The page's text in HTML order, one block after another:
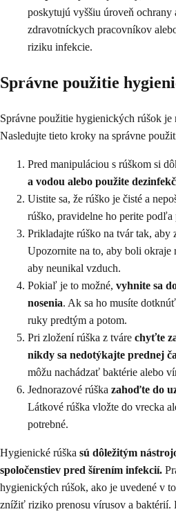
poskytujú vyššiu úroveň ochrany
zdravotníckych pracovníkov
riziku infekcie.
Správne použitie
Správne použitie hygienických rúšok
Nasledujte tieto kroky na správne
Pred manipuláciou s rúškom si
a vodou alebo použite
Uistite sa, že rúško je čisté a
rúško, pravidelne ho perite
Prikladajte rúško na tvár tak, aby
Upozornite na to, aby boli okraje
aby neunikal vzduch.
Pokiaľ je to možné, vyhnite sa
nosenia. Ak sa ho musíte
ruky predtým a potom.
Pri zložení rúška z tváre chyťte
nikdy sa nedotýkajte prednej
môžu nachádzať baktérie alebo
Jednorazové rúška zahoďte do
Látkové rúška vložte do vrecka
potrebné.
Hygienické rúška sú dôležitým
spoločenstiev pred šírením infekcií.
hygienických rúšok, ako je uvedené v
znížiť riziko prenosu vírusov a baktérií.